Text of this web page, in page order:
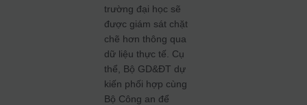
trường đại học sẽ
được giám sát chặt
chẽ hơn thông qua
dữ liệu thực tế. Cụ
thể, Bộ GD&ĐT dự
kiến phối hợp cùng
Bộ Công an để